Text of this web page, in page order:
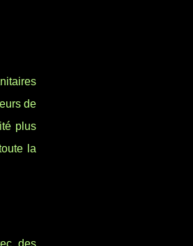
de
plus
la
des